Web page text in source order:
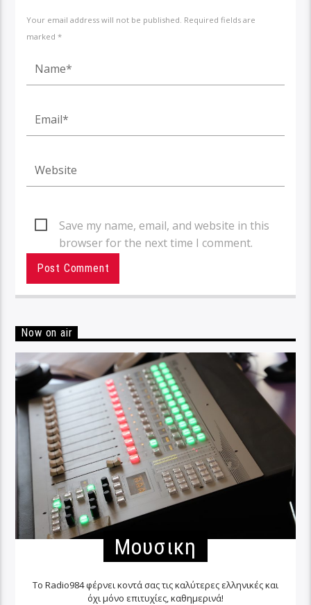
Your email address will not be published. Required fields are
marked *
Save my name, email, and website in this
browser for the next time I comment.
Now on air
Μουσικη
Το Radio984 φέρνει κοντά σας τις καλύτερες ελληνικές και
όχι μόνο επιτυχίες, καθημερινά!